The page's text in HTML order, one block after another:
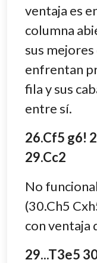
ventaja es
columna
sus mejores
enfrentan
fila y sus
entre sí.
26.Cf5 g6!
29.Cc2
No
(30.Ch5
con ventaja
29...T3e5